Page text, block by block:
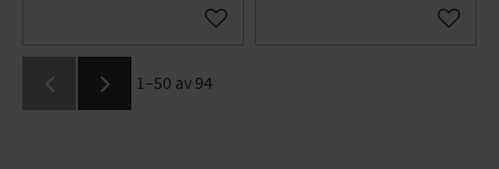
Lägg till i favoriter Lägg
1–50 av 94